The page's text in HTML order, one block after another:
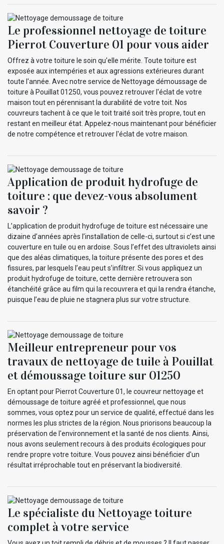
Le professionnel nettoyage de toiture
Pierrot Couverture 01 pour vous aider
Offrez à votre toiture le soin qu'elle mérite. Toute toiture est
exposée aux intempéries et aux agressions extérieures durant
toute l'année. Avec notre service de Nettoyage démoussage de
toiture à Pouillat 01250, vous pouvez retrouver l'éclat de votre
maison tout en pérennisant la durabilité de votre toit. Nos
couvreurs tachent à ce que le toit traité soit très propre, tout en
restant en meilleur état. Appelez-nous maintenant pour bénéficier
de notre compétence et retrouver l'éclat de votre maison.
Application de produit hydrofuge de
toiture : que devez-vous absolument
savoir ?
L’application de produit hydrofuge de toiture est nécessaire une
dizaine d’années après l’installation de celle-ci, surtout si c’est une
couverture en tuile ou en ardoise. Sous l’effet des ultraviolets ainsi
que des aléas climatiques, la toiture présente des pores et des
fissures, par lesquels l’eau peut s’infiltrer. Si vous appliquez un
produit hydrofuge de toiture, cette dernière retrouvera son
étanchéité grâce au film qui la recouvrera et qui la rendra étanche,
puisque l’eau de pluie ne stagnera plus sur votre structure.
Meilleur entrepreneur pour vos
travaux de nettoyage de tuile à Pouillat
et démoussage toiture sur 01250
En optant pour Pierrot Couverture 01, le couvreur nettoyage et
démoussage de toiture agréé et professionnel, que nous
sommes, vous optez pour un service de qualité, effectué dans les
normes les plus strictes de la région. Nous priorisons beaucoup la
préservation de l'environnement et la santé de nos clients. Ainsi,
nous avons seulement recours à des produits écologiques pour
rendre propre votre toiture. Vous pouvez ainsi bénéficier d'un
résultat irréprochable tout en préservant la biodiversité.
Le spécialiste du Nettoyage toiture
complet à votre service